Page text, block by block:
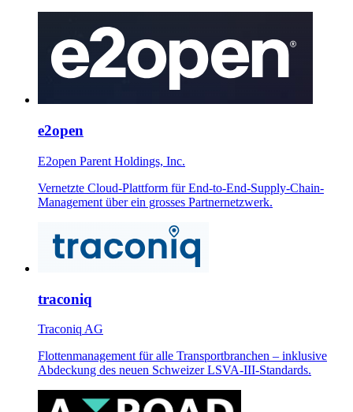
e2open
E2open Parent Holdings, Inc.
Vernetzte Cloud-Plattform für End-to-End-Supply-Chain-
Management über ein grosses Partnernetzwerk.
traconiq
Traconiq AG
Flottenmanagement für alle Transportbranchen – inklusive
Abdeckung des neuen Schweizer LSVA-III-Standards.